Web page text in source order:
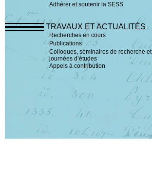
TRAVAUX ET ACTUALITÉS
Adhérer et soutenir la SESS
Recherches en cours
Publications
Colloques, séminaires de recherche et
journées d’études
Appels à contribution